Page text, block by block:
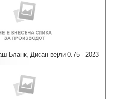
Бланк, Дисан вејли 0.75 - 2023